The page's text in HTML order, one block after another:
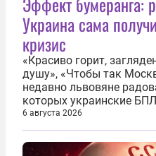
Украина сама
кризис
«Красиво горит,
душу», «Чтобы так
недавно львовяне
которых украинские
скором времени
играть вдвоем» —
6 августа 2026